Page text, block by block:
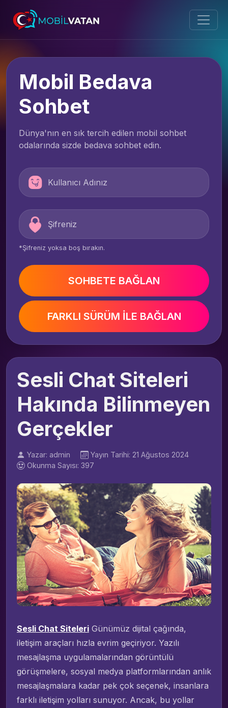
Mobil Bedava
Sohbet
Dünya'nın en sık tercih edilen mobil sohbet
odalarında sizde bedava sohbet edin.
*Şifreniz yoksa boş bırakın.
SOHBETE BAĞLAN
FARKLI SÜRÜM İLE BAĞLAN
Sesli Chat Siteleri
Hakında Bilinmeyen
Gerçekler
Yazar: admin
Yayın Tarihi: 21 Ağustos 2024
Okunma Sayısı: 397
Sesli Chat Siteleri Günümüz dijital çağında,
iletişim araçları hızla evrim geçiriyor. Yazılı
mesajlaşma uygulamalarından görüntülü
görüşmelere, sosyal medya platformlarından anlık
mesajlaşmalara kadar pek çok seçenek, insanlara
farklı iletişim yolları sunuyor. Ancak, bu yollar